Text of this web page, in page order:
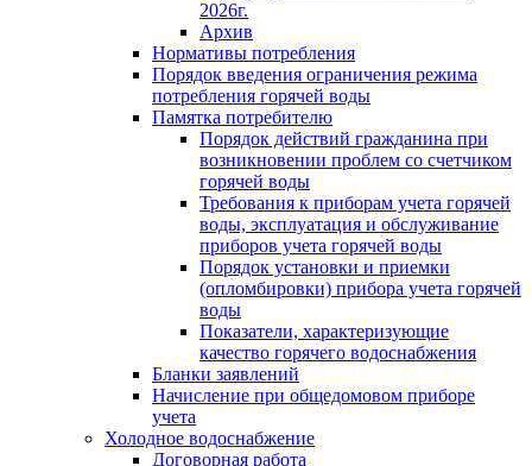
2026г.
Архив
Нормативы потребления
Порядок введения ограничения режима
потребления горячей воды
Памятка потребителю
Порядок действий гражданина при
возникновении проблем со счетчиком
горячей воды
Требования к приборам учета горячей
воды, эксплуатация и обслуживание
приборов учета горячей воды
Порядок установки и приемки
(опломбировки) прибора учета горячей
воды
Показатели, характеризующие
качество горячего водоснабжения
Бланки заявлений
Начисление при общедомовом приборе
учета
Холодное водоснабжение
Договорная работа